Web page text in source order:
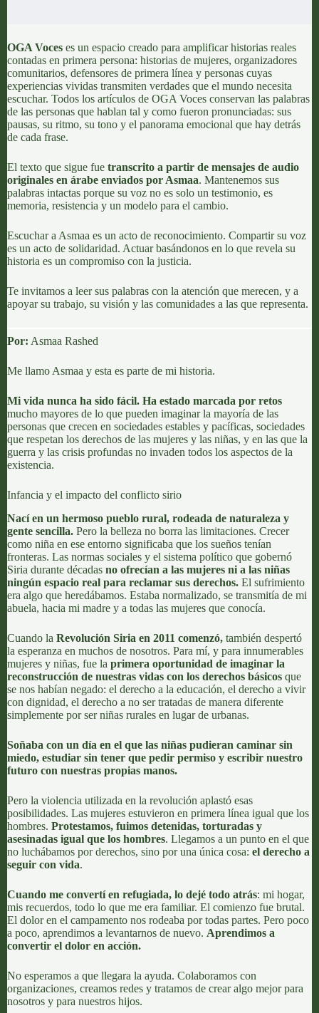
OGA Voces es un espacio creado para amplificar historias reales
contadas en primera persona: historias de mujeres, organizadores
comunitarios, defensores de primera línea y personas cuyas
experiencias vividas transmiten verdades que el mundo necesita
escuchar. Todos los artículos de OGA Voces conservan las palabras
de las personas que hablan tal y como fueron pronunciadas: sus
pausas, su ritmo, su tono y el panorama emocional que hay detrás
de cada frase.
El texto que sigue fue transcrito a partir de mensajes de audio
originales en árabe enviados por Asmaa. Mantenemos sus
palabras intactas porque su voz no es solo un testimonio, es
memoria, resistencia y un modelo para el cambio.
Escuchar a Asmaa es un acto de reconocimiento. Compartir su voz
es un acto de solidaridad. Actuar basándonos en lo que revela su
historia es un compromiso con la justicia.
Te invitamos a leer sus palabras con la atención que merecen, y a
apoyar su trabajo, su visión y las comunidades a las que representa.
Por: Asmaa Rashed
Me llamo Asmaa y esta es parte de mi historia.
Mi vida nunca ha sido fácil. Ha estado marcada por retos
mucho mayores de lo que pueden imaginar la mayoría de las
personas que crecen en sociedades estables y pacíficas, sociedades
que respetan los derechos de las mujeres y las niñas, y en las que la
guerra y las crisis profundas no invaden todos los aspectos de la
existencia.
Infancia y el impacto del conflicto sirio
Nací en un hermoso pueblo rural, rodeada de naturaleza y
gente sencilla. Pero la belleza no borra las limitaciones. Crecer
como niña en ese entorno significaba que los sueños tenían
fronteras. Las normas sociales y el sistema político que gobernó
Siria durante décadas no ofrecían a las mujeres ni a las niñas
ningún espacio real para reclamar sus derechos. El sufrimiento
era algo que heredábamos. Estaba normalizado, se transmitía de mi
abuela, hacia mi madre y a todas las mujeres que conocía.
Cuando la Revolución Siria en 2011 comenzó, también despertó
la esperanza en muchos de nosotros. Para mí, y para innumerables
mujeres y niñas, fue la primera oportunidad de imaginar la
reconstrucción de nuestras vidas con los derechos básicos que
se nos habían negado: el derecho a la educación, el derecho a vivir
con dignidad, el derecho a no ser tratadas de manera diferente
simplemente por ser niñas rurales en lugar de urbanas.
Soñaba con un día en el que las niñas pudieran caminar sin
miedo, estudiar sin tener que pedir permiso y escribir nuestro
futuro con nuestras propias manos.
Pero la violencia utilizada en la revolución aplastó esas
posibilidades. Las mujeres estuvieron en primera línea igual que los
hombres. Protestamos, fuimos detenidas, torturadas y
asesinadas igual que los hombres. Llegamos a un punto en el que
no luchábamos por derechos, sino por una única cosa: el derecho a
seguir con vida.
Cuando me convertí en refugiada, lo dejé todo atrás: mi hogar,
mis recuerdos, todo lo que me era familiar. El comienzo fue brutal.
El dolor en el campamento nos rodeaba por todas partes. Pero poco
a poco, aprendimos a levantarnos de nuevo. Aprendimos a
convertir el dolor en acción.
No esperamos a que llegara la ayuda. Colaboramos con
organizaciones, creamos redes y tratamos de crear algo mejor para
nosotros y para nuestros hijos.